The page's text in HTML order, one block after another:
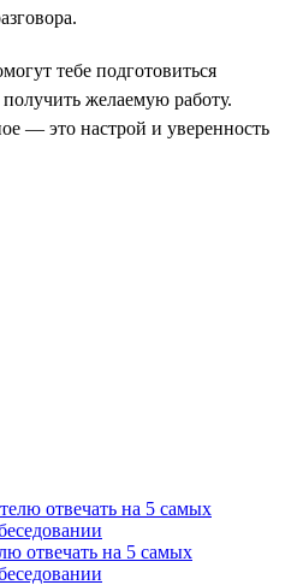
тебе подготовиться
желаемую работу.
— это настрой и уверенность
отвечать на 5 самых